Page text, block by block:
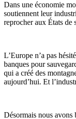
Dans une économie
soutiennent leur
reprocher aux États de
L’Europe n’a pas
banques pour
qui a créé des
aujourd’hui. Et
Désormais nous avons